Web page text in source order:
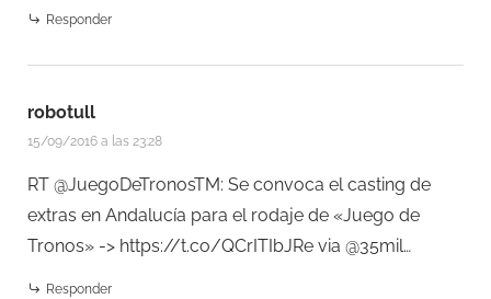
Responder
robotull
15/09/2016 a las 23:28
RT @JuegoDeTronosTM: Se convoca el casting de
extras en Andalucía para el rodaje de «Juego de
Tronos» -> https://t.co/QCrITIbJRe via @35mil…
Responder